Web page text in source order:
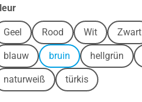
Geel Rood Wit Zwart
blauw bruin hellgrün
naturweiß türkis